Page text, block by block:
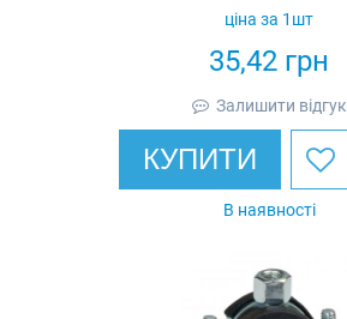
35,42 грн
ціна за 1шт
Залишити відгук
КУПИТИ
В наявності